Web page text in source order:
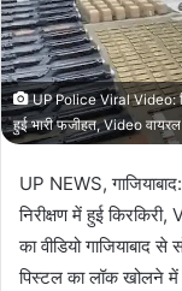
UP Police Viral Video:
हुई भारी फजीहत, Video वायरल
UP NEWS,
निरीक्षण में हुई
का वीडियो गाजियाबाद
पिस्टल का लॉक खोलने